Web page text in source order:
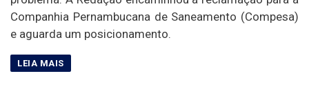
Companhia Pernambucana de Saneamento (Compesa)
e aguarda um posicionamento.